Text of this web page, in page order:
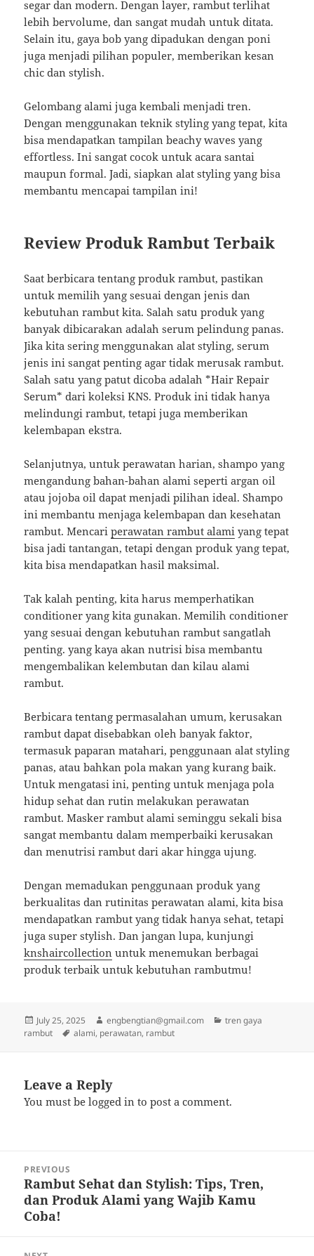
segar dan modern. Dengan layer, rambut terlihat
lebih bervolume, dan sangat mudah untuk ditata.
Selain itu, gaya bob yang dipadukan dengan poni
juga menjadi pilihan populer, memberikan kesan
chic dan stylish.
Gelombang alami juga kembali menjadi tren.
Dengan menggunakan teknik styling yang tepat, kita
bisa mendapatkan tampilan beachy waves yang
effortless. Ini sangat cocok untuk acara santai
maupun formal. Jadi, siapkan alat styling yang bisa
membantu mencapai tampilan ini!
Review Produk Rambut Terbaik
Saat berbicara tentang produk rambut, pastikan
untuk memilih yang sesuai dengan jenis dan
kebutuhan rambut kita. Salah satu produk yang
banyak dibicarakan adalah serum pelindung panas.
Jika kita sering menggunakan alat styling, serum
jenis ini sangat penting agar tidak merusak rambut.
Salah satu yang patut dicoba adalah *Hair Repair
Serum* dari koleksi KNS. Produk ini tidak hanya
melindungi rambut, tetapi juga memberikan
kelembapan ekstra.
Selanjutnya, untuk perawatan harian, shampo yang
mengandung bahan-bahan alami seperti argan oil
atau jojoba oil dapat menjadi pilihan ideal. Shampo
ini membantu menjaga kelembapan dan kesehatan
rambut. Mencariperawatan rambut alami yang tepat
bisa jadi tantangan, tetapi dengan produk yang tepat,
kita bisa mendapatkan hasil maksimal.
Tak kalah penting, kita harus memperhatikan
conditioner yang kita gunakan. Memilih conditioner
yang sesuai dengan kebutuhan rambut sangatlah
penting. yang kaya akan nutrisi bisa membantu
mengembalikan kelembutan dan kilau alami
rambut.
Berbicara tentang permasalahan umum, kerusakan
rambut dapat disebabkan oleh banyak faktor,
termasuk paparan matahari, penggunaan alat styling
panas, atau bahkan pola makan yang kurang baik.
Untuk mengatasi ini, penting untuk menjaga pola
hidup sehat dan rutin melakukan perawatan
rambut. Masker rambut alami seminggu sekali bisa
sangat membantu dalam memperbaiki kerusakan
dan menutrisi rambut dari akar hingga ujung.
Dengan memadukan penggunaan produk yang
berkualitas dan rutinitas perawatan alami, kita bisa
mendapatkan rambut yang tidak hanya sehat, tetapi
juga super stylish. Dan jangan lupa, kunjungi
knshaircollection untuk menemukan berbagai
produk terbaik untuk kebutuhan rambutmu!
Posted
on
July 25, 2025 Author
engbengtian@gmail.com Categories
tren gaya
rambut
Tags
alami, perawatan, rambut
Leave a Reply
You must belogged in to post a comment.
navigation
PREVIOUS
Previous
post:
Rambut Sehat dan Stylish: Tips, Tren,
dan Produk Alami yang Wajib Kamu
Coba!